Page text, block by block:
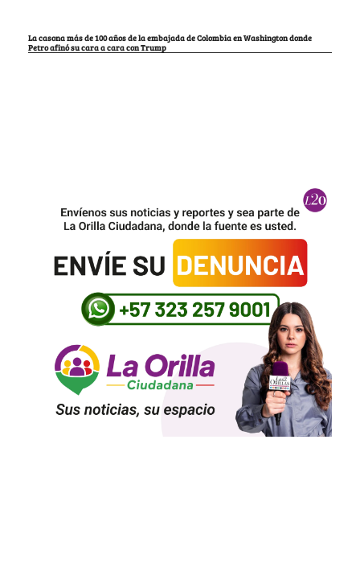
La casona más de 100 años de la embajada de Colombia en Washington donde
Petro afinó su cara a cara con Trump